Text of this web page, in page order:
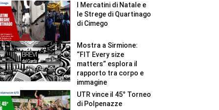
I Mercatini di Natale e
le Strege di Quartinago
di Cimego
Mostra a Sirmione:
“FIT Every size
matters” esplora il
rapporto tra corpo e
immagine
UTR vince il 45° Torneo
di Polpenazze